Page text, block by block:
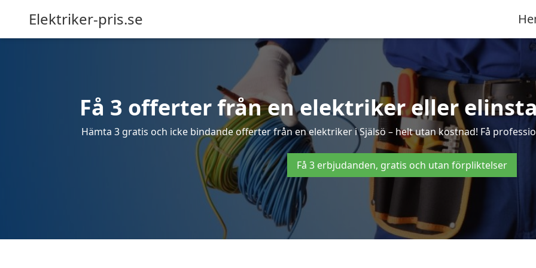
Elektriker-pris.se
Få 3 offerter från en elektriker eller
Hämta 3 gratis och icke bindande offerter från en elektriker i Själsö – helt utan kostnad! Få
Få 3 erbjudanden, gratis och utan förpliktelser